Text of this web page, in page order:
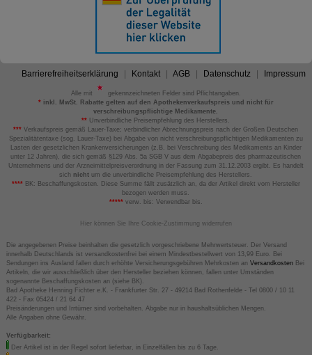
Barrierefreiheitserklärung Kontakt AGB Datenschutz Impressum
Alle mit
gekennzeichneten Felder sind Pflichtangaben.
*inkl. MwSt. Rabatte gelten auf den Apothekenverkaufspreis und nicht für
verschreibungspflichtige Medikamente.
** Unverbindliche Preisempfehlung des Herstellers.
*** Verkaufspreis gemäß Lauer-Taxe; verbindlicher Abrechnungspreis nach der Großen Deutschen
Spezialitätentaxe (sog. Lauer-Taxe) bei Abgabe von nicht verschreibungspflichtigen Medikamenten zu
Lasten der gesetzlichen Krankenversicherungen (z.B. bei Verschreibung des Medikaments an Kinder
unter 12 Jahren), die sich gemäß §129 Abs. 5a SGB V aus dem Abgabepreis des pharmazeutischen
Unternehmens und der Arzneimittelpreisverordnung in der Fassung zum 31.12.2003 ergibt. Es handelt
sich nicht um die unverbindliche Preisempfehlung des Herstellers.
****BK: Beschaffungskosten. Diese Summe fällt zusätzlich an, da der Artikel direkt vom Hersteller
bezogen werden muss.
*****verw. bis: Verwendbar bis.
Hier können Sie Ihre Cookie-Zustimmung widerrufen
Die angegebenen Preise beinhalten die gesetzlich vorgeschriebene Mehrwertsteuer. Der Versand
innerhalb Deutschlands ist versandkostenfrei bei einem Mindestbestellwert von 13,99 Euro. Bei
Sendungen ins Ausland fallen durch erhöhte Versicherungsgebühren Mehrkosten an VersandkostenBei
Artikeln, die wir ausschließlich über den Hersteller beziehen können, fallen unter Umständen
sogenannte Beschaffungskosten an (siehe BK).
Bad Apotheke Henning Fichter e.K. - Frankfurter Str. 27 - 49214 Bad Rothenfelde - Tel 0800 / 10 11
422 - Fax 05424 / 21 64 47
Preisänderungen und Irrtümer sind vorbehalten. Abgabe nur in haushaltsüblichen Mengen.
Alle Angaben ohne Gewähr.
Verfügbarkeit:
Der Artikel ist in der Regel sofort lieferbar, in Einzelfällen bis zu 6 Tage.